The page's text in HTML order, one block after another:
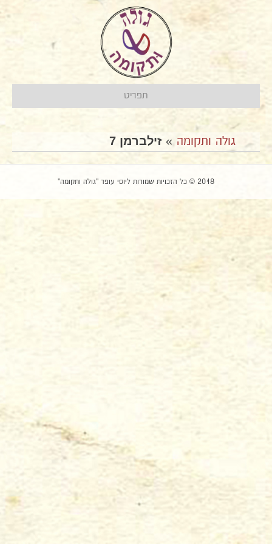
תפריט
גולה ותקומה » זילברמן 7
2018 © כל הזכויות שמורות ליוסי עופר "גולה ותקומה"